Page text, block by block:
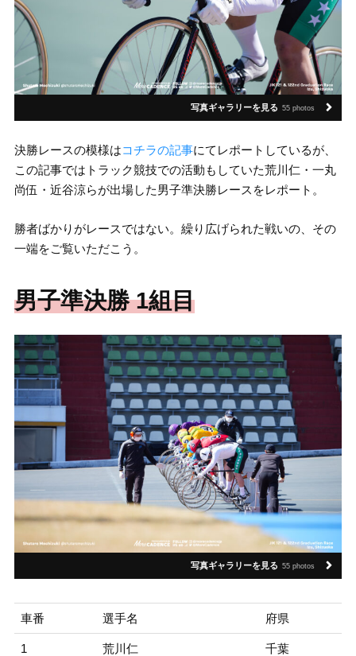
写真ギャラリーを見る 55 photos
決勝レースの模様はコチラの記事にてレポートしているが、
この記事ではトラック競技での活動もしていた荒川仁・一丸
尚伍・近谷涼らが出場した男子準決勝レースをレポート。
勝者ばかりがレースではない。繰り広げられた戦いの、その
一端をご覧いただこう。
男子準決勝 1組目
写真ギャラリーを見る 55 photos
車番 選手名 府県
1 荒川仁 千葉